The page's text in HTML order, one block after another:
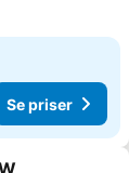
Se priser